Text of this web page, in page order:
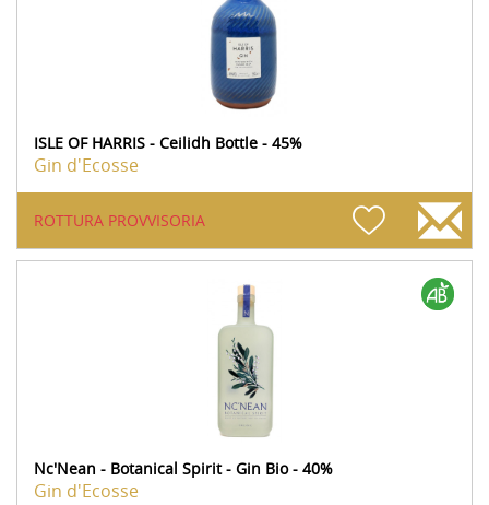
ISLE OF HARRIS - Ceilidh Bottle - 45%
Gin d'Ecosse
ROTTURA PROVVISORIA
Nc'Nean - Botanical Spirit - Gin Bio - 40%
Gin d'Ecosse